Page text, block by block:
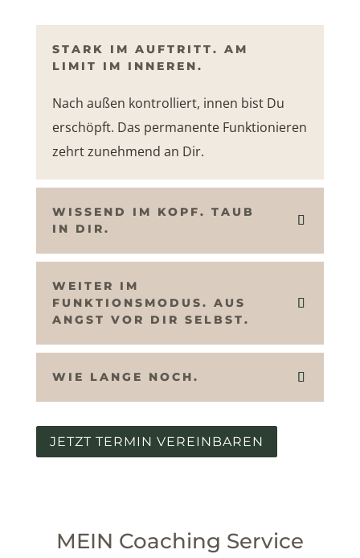
STARK IM AUFTRITT. AM
LIMIT IM INNEREN.
Nach außen kontrolliert, innen bist Du
erschöpft. Das permanente Funktionieren
zehrt zunehmend an Dir.
WISSEND IM KOPF. TAUB
IN DIR.
WEITER IM
FUNKTIONSMODUS. AUS
ANGST VOR DIR SELBST.
WIE LANGE NOCH.
JETZT TERMIN VEREINBAREN
MEIN Coaching Service